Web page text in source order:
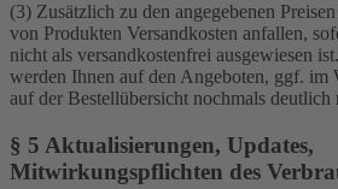
(3) Zusätzlich zu den angegebenen
von Produkten Versandkosten anfallen,
nicht als versandkostenfrei ausgewiesen
werden Ihnen auf den Angeboten, ggf. im
auf der Bestellübersicht nochmals deutlich
§ 5 Aktualisierungen, Updates,
Mitwirkungspflichten des